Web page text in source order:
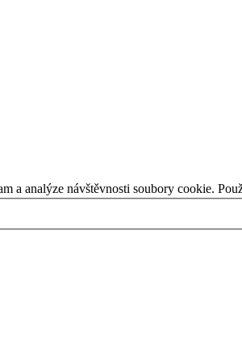
a analýze návštěvnosti soubory cookie.